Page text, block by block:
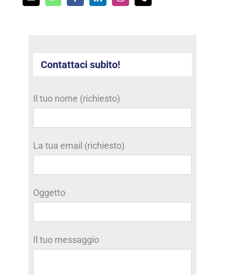
Contattaci subito!
Il tuo nome (richiesto)
La tua email (richiesto)
Oggetto
Il tuo messaggio